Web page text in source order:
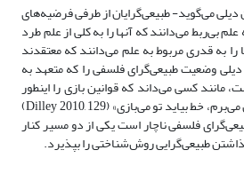
می‌گوید- طبیعی‌گرایان از طرفی فرضیه‌‌های
بی‌ربط می‌دانند که آنها را به کلی از علم طرد
را به قدری مربوط به علم می‌دانند که معتقدند
دیلی وضعیت ‌طبیعی‌گرای فلسفی را که متعهد به
کسی می‌داند که قوانین بازی را اینطور
تعیین می‌کند: « شیر بیاید من می‌برم، خط بیاید تو می‌بازی» (Dilley 2010, 129)
فلسفی ناچار است یکی از دو مسیر کنار
طبیعی‌گرایی روش‌شناختی را بپذیرد.